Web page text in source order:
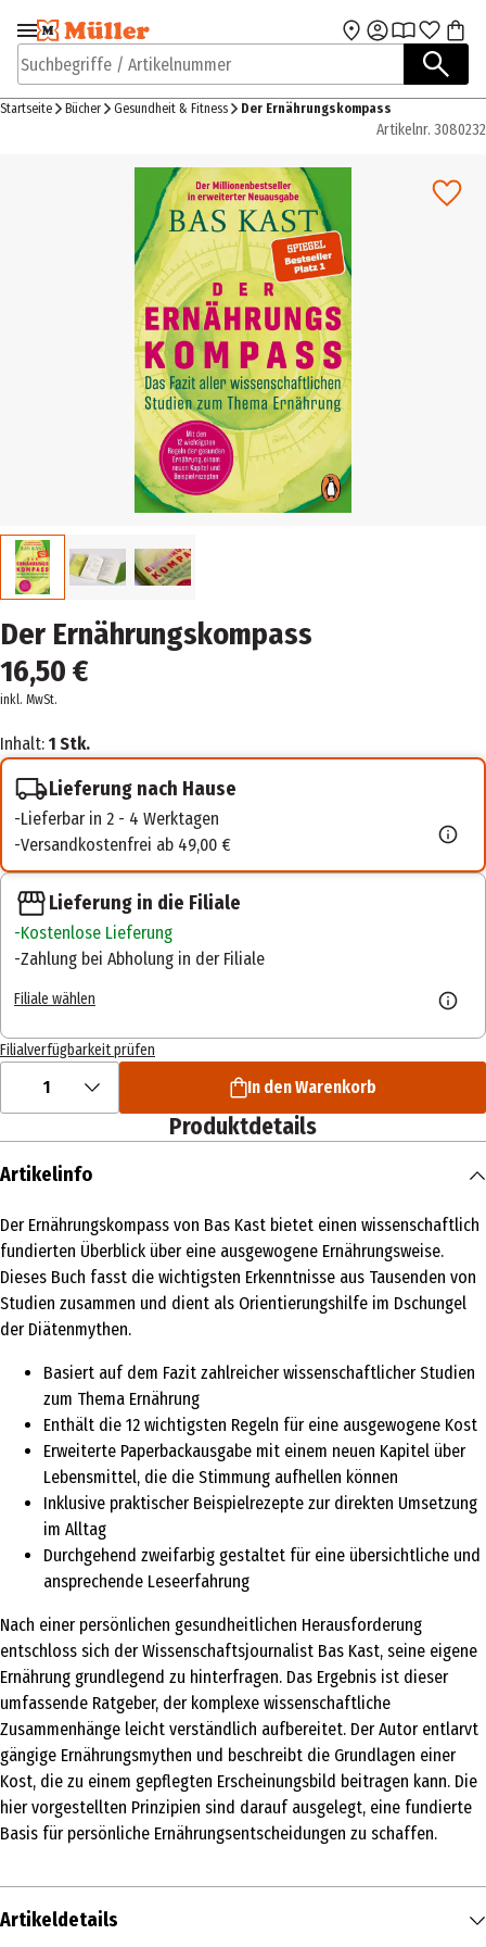
Zur Navigation
springen
Zum Hauptinhalt
Suchbegriffe / Artikelnummer
Startseite Bücher Gesundheit & Fitness Der Ernährungskompass
Artikelnr. 3080232
Der Ernährungskompass
16,50 €
inkl. MwSt.
Inhalt: 1 Stk.
Lieferung nach Hause
Lieferbar in 2 - 4 Werktagen
Versandkostenfrei ab 49,00 €
Lieferung in die Filiale
Kostenlose Lieferung
Zahlung bei Abholung in der Filiale
Filiale wählen
Filialverfügbarkeit prüfen
1 In den Warenkorb
Produktdetails
Artikelinfo
Der Ernährungskompass von Bas Kast bietet einen wissenschaftlich
fundierten Überblick über eine ausgewogene Ernährungsweise.
Dieses Buch fasst die wichtigsten Erkenntnisse aus Tausenden von
Studien zusammen und dient als Orientierungshilfe im Dschungel
der Diätenmythen.
Basiert auf dem Fazit zahlreicher wissenschaftlicher Studien
zum Thema Ernährung
Enthält die 12 wichtigsten Regeln für eine ausgewogene Kost
Erweiterte Paperbackausgabe mit einem neuen Kapitel über
Lebensmittel, die die Stimmung aufhellen können
Inklusive praktischer Beispielrezepte zur direkten Umsetzung
im Alltag
Durchgehend zweifarbig gestaltet für eine übersichtliche und
ansprechende Leseerfahrung
Nach einer persönlichen gesundheitlichen Herausforderung
entschloss sich der Wissenschaftsjournalist Bas Kast, seine eigene
Ernährung grundlegend zu hinterfragen. Das Ergebnis ist dieser
umfassende Ratgeber, der komplexe wissenschaftliche
Zusammenhänge leicht verständlich aufbereitet. Der Autor entlarvt
gängige Ernährungsmythen und beschreibt die Grundlagen einer
Kost, die zu einem gepflegten Erscheinungsbild beitragen kann. Die
hier vorgestellten Prinzipien sind darauf ausgelegt, eine fundierte
Basis für persönliche Ernährungsentscheidungen zu schaffen.
Artikeldetails